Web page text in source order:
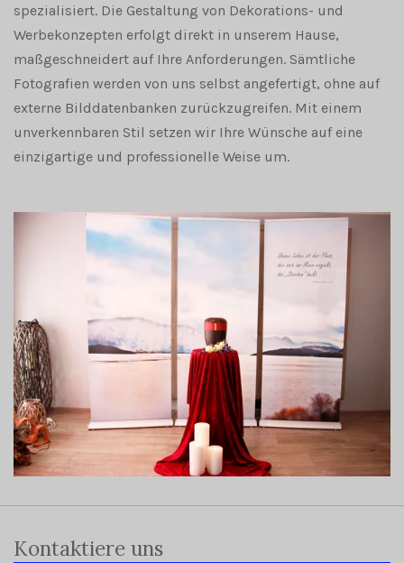
spezialisiert. Die Gestaltung von Dekorations- und
Werbekonzepten erfolgt direkt in unserem Hause,
maßgeschneidert auf Ihre Anforderungen. Sämtliche
Fotografien werden von uns selbst angefertigt, ohne auf
externe Bilddatenbanken zurückzugreifen. Mit einem
unverkennbaren Stil setzen wir Ihre Wünsche auf eine
einzigartige und professionelle Weise um.
Kontaktiere uns